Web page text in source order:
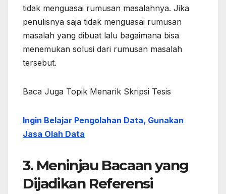
tidak menguasai rumusan masalahnya. Jika
penulisnya saja tidak menguasai rumusan
masalah yang dibuat lalu bagaimana bisa
menemukan solusi dari rumusan masalah
tersebut.
Baca Juga Topik Menarik Skripsi Tesis
Ingin Belajar Pengolahan Data, Gunakan
Jasa Olah Data
3. Meninjau Bacaan yang
Dijadikan Referensi